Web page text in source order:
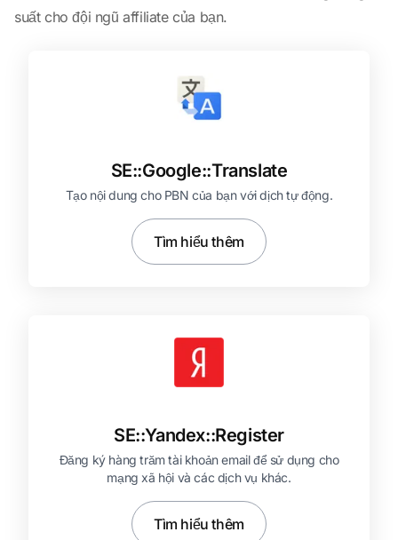
suất cho đội ngũ affiliate của bạn.
SE::Google::Translate
Tạo nội dung cho PBN của bạn với dịch tự động.
Tìm hiểu thêm
SE::Yandex::Register
Đăng ký hàng trăm tài khoản email để sử dụng cho
mạng xã hội và các dịch vụ khác.
Tìm hiểu thêm